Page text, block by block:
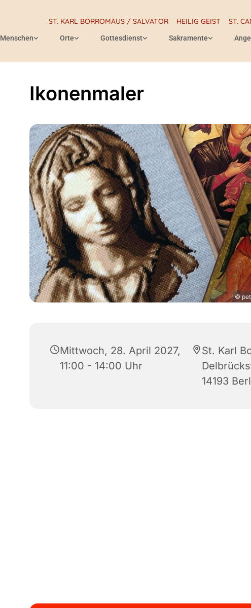
ST. KARL BORROMÄUS / SALVATOR HEILIG GEIST ST.
Menschen Orte Gottesdienst Sakramente
Ikonenmaler
©
Mittwoch, 28. April 2027,
11:00 - 14:00 Uhr
St. Karl
14193